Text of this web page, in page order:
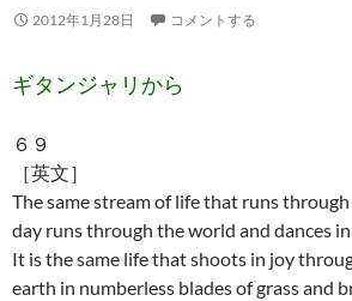
2012年1月28日 コメントする
ギタンジャリから
６９
［英文］
The same stream of life that runs
day runs through the world and dances
It is the same life that shoots in joy
earth in numberless blades of grass and